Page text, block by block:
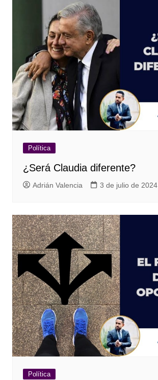
Política
¿Será Claudia diferente?
Adrián Valencia 3 de julio de 2024
Política